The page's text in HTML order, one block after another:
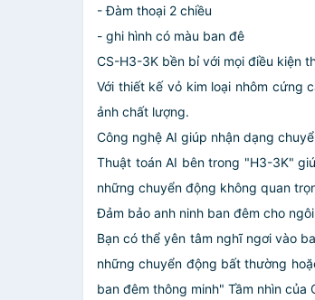
- Đàm thoại 2 chiều
- ghi hình có màu ban đê
CS-H3-3K bền bỉ với mọi điều kiện
Với thiết kế vỏ kim loại nhôm cứng
ảnh chất lượng.
Công nghệ AI giúp nhận dạng
Thuật toán AI bên trong "H3-3K"
những chuyển động không quan
Đảm bảo anh ninh ban đêm cho
Bạn có thể yên tâm nghĩ ngơi vào
những chuyển động bất thường
ban đêm thông minh" Tầm nhìn